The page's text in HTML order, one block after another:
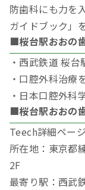
防歯科にも力を
ガイドブック」
■桜台駅おおの
・西武鉄道 桜
・口腔外科治療
・日本口腔外科
■桜台駅おおの
Teech詳細ページ
所在地：東京都
2F
最寄り駅：西武